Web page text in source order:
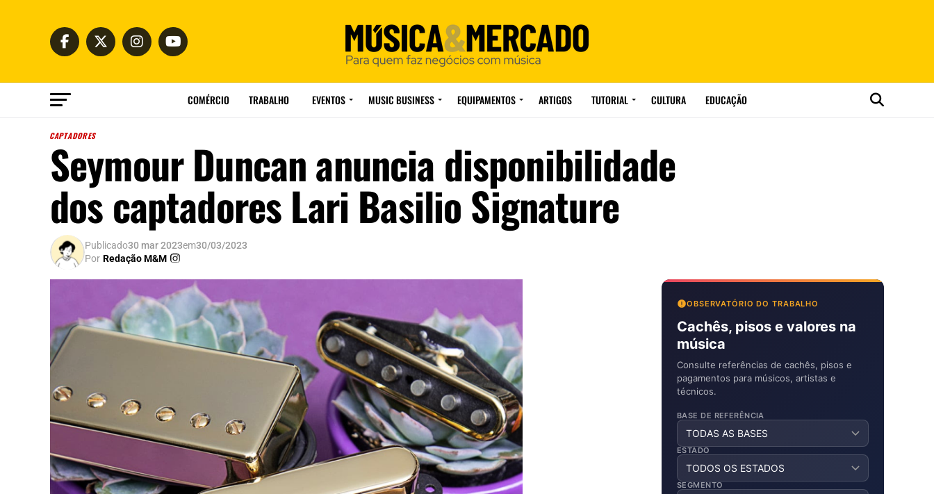
COMÉRCIO TRABALHO EVENTOS MUSIC BUSINESS EQUIPAMENTOS ARTIGOS TUTORIAL CULTURA EDUCAÇÃO
CAPTADORES
Seymour Duncan anuncia disponibilidade
dos captadores Lari Basilio Signature
Publicado30 mar 2023em30/03/2023
Por Redação M&M
OBSERVATÓRIO DO TRABALHO
Cachês, pisos e valores na
música
Consulte referências de cachês, pisos e
pagamentos para músicos, artistas e
técnicos.
BASE DE REFERÊNCIA
ESTADO
SEGMENTO